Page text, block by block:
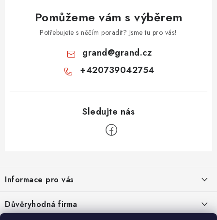
Pomůžeme vám s výběrem
Potřebujete s něčím poradit? Jsme tu pro vás!
grand@grand.cz
+420739042754
p
a
t
Informace pro vás
Velkoobchod
O nás
Důvěryhodná firma